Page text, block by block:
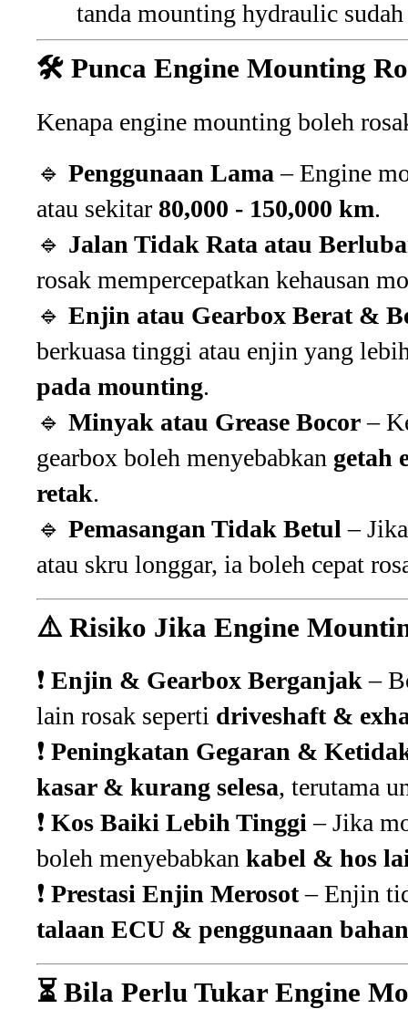
tanda mounting hydraulic
🛠️ Punca Engine Mounting
Kenapa engine mounting boleh
🔹 Penggunaan Lama– Engine
atau sekitar 80,000 - 150,000 km.
🔹 Jalan Tidak Rata atau
rosak mempercepatkan kehausan
🔹 Enjin atau Gearbox Berat &
berkuasa tinggi atau enjin yang
pada mounting.
🔹 Minyak atau Grease Bocor–
gearbox boleh menyebabkan getah
retak.
🔹 Pemasangan Tidak Betul–
atau skru longgar, ia boleh cepat
⚠️ Risiko Jika Engine
❗ Enjin & Gearbox Berganjak –
lain rosak seperti driveshaft &
❗ Peningkatan Gegaran &
kasar & kurang selesa, terutama
❗ Kos Baiki Lebih Tinggi – Jika
boleh menyebabkan kabel & hos
❗ Prestasi Enjin Merosot– Enjin
talaan ECU & penggunaan
⏳ Bila Perlu Tukar Engine